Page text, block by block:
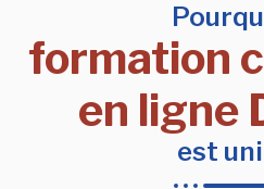
formation
en ligne
est